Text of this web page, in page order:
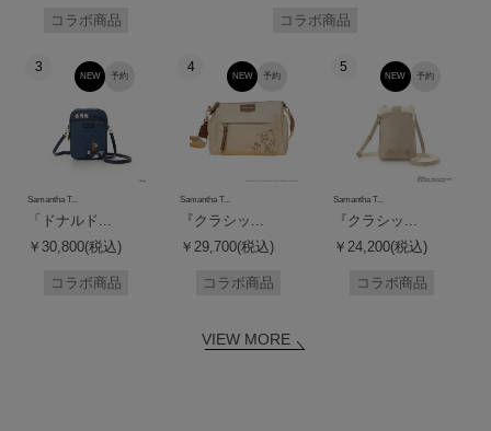
コラボ商品 コラボ商品
3
予約
NEW
Samantha T...
「ドナルド...
￥30,800(税込)
コラボ商品
4
予約
NEW
Samantha T...
『クラシッ...
￥29,700(税込)
コラボ商品
5
予約
NEW
Samantha T...
『クラシッ...
￥24,200(税込)
コラボ商品
VIEW MORE